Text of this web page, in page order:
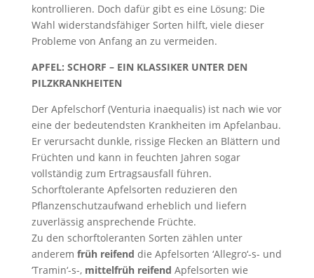
kontrollieren. Doch dafür gibt es eine Lösung: Die
Wahl widerstandsfähiger Sorten hilft, viele dieser
Probleme von Anfang an zu vermeiden.
APFEL: SCHORF – EIN KLASSIKER UNTER DEN
PILZKRANKHEITEN
Der Apfelschorf (Venturia inaequalis) ist nach wie vor
eine der bedeutendsten Krankheiten im Apfelanbau.
Er verursacht dunkle, rissige Flecken an Blättern und
Früchten und kann in feuchten Jahren sogar
vollständig zum Ertragsausfall führen.
Schorftolerante Apfelsorten reduzieren den
Pflanzenschutzaufwand erheblich und liefern
zuverlässig ansprechende Früchte.
Zu den schorftoleranten Sorten zählen unter
anderem früh reifend die Apfelsorten ‘Allegro‘-s- und
‘Tramin‘-s-, mittelfrüh reifend Apfelsorten wie